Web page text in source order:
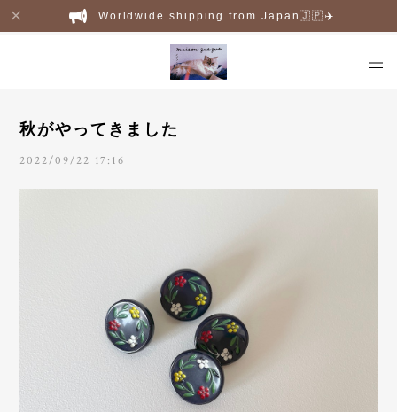
Worldwide shipping from Japan🇯🇵✈️
秋がやってきました
2022/09/22 17:16